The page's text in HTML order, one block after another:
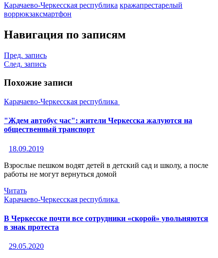
Карачаево-Черкесская республика кражапрестарелый
воррюкзаксмартфон
Навигация по записям
Пред. запись
След. запись
Похожие записи
Карачаево-Черкесская республика
"Ждем автобус час": жители Черкесска жалуются на
общественный транспорт
18.09.2019
Взрослые пешком водят детей в детский сад и школу, а после
работы не могут вернуться домой
Читать
Карачаево-Черкесская республика
В Черкесске почти все сотрудники «скорой» увольняются
в знак протеста
29.05.2020